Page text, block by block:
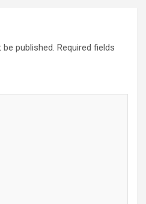
published. Required fields